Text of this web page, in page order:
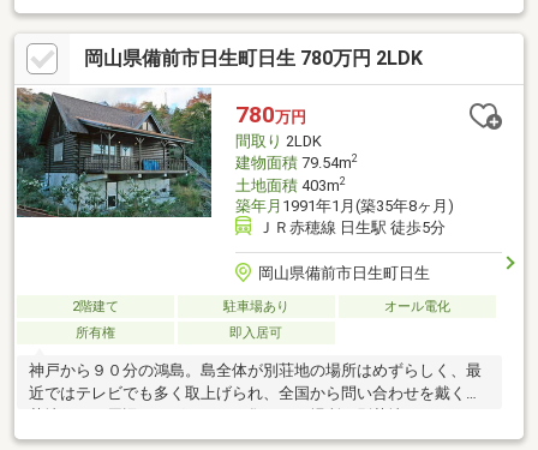
歩15分♪■バルコニーから日生湾の景色を一望♪■海辺の閑静な住宅
街♪ 「まだ検討中なので…」という方も大歓迎！◎新築と中古の
比較◎月々支払いのシミュレーション◎購入するべきタイミング
◎住み始めるまでの流れetc.など、余すことなくご説明させてい
ただきます！LINEでやり取りも可能ですので、お気軽にお問い合
わせください♪
岡山県備前市日生町日生 780万円 2LDK
780万円
間取り 2LDK
建物面積79.54m2
土地面積403m2
築年月 1991年1月(築35年8ヶ月)
ＪＲ赤穂線 日生駅 徒歩5分
岡山県備前市日生町日生
2階建て 駐車場あり
オール電化
所有権
即入居可
神戸から９０分の鴻島。島全体が別荘地の場所はめずらしく、最
近ではテレビでも多く取上げられ、全国から問い合わせを戴く別
カントリーな雰囲気が感じられる立地です。またログハウスの程